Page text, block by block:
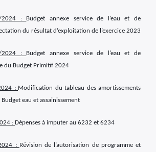
2024 : Budget annexe service de l’eau et de
du résultat d’exploitation de l’exercice 2023
2024 : Budget annexe service de l’eau et de
du Budget Primitif 2024
: Modification du tableau des amortissements
eau et assainissement
: Dépenses à imputer au 6232 et 6234
: Révision de l’autorisation de programme et